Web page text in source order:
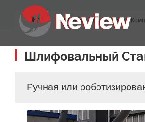
ДОМ Шлифовальный Станок
Шлифовальный
Ручная или